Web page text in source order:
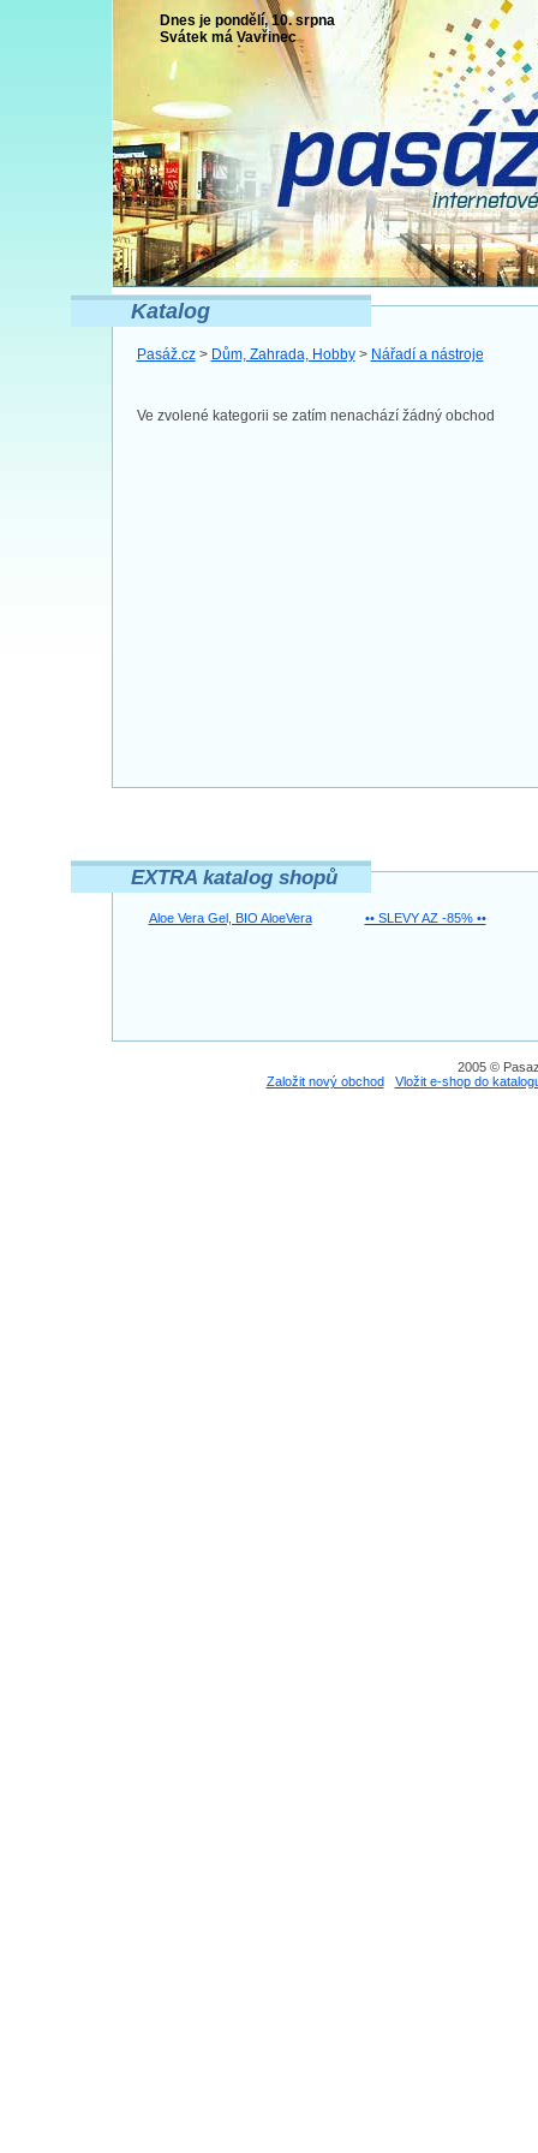
Dnes je pondělí, 10. srpna
Svátek má Vavřinec
Katalog
Pasáž.cz> Dům, Zahrada, Hobby> Nářadí a nástroje
Ve zvolené kategorii se zatím nenachází žádný obchod
EXTRA katalog shopů
Aloe Vera Gel, BIO AloeVera •• SLEVY AZ -85% ••
2005 ©
Založit nový obchod
Vložit e-shop do